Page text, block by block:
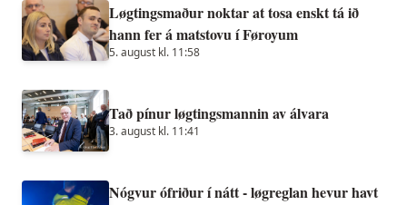
Løgtingsmaður noktar at tosa enskt tá ið
hann fer á matstovu í Føroyum
5. august kl. 11:58
Tað pínur løgtingsmannin av álvara
3. august kl. 11:41
Nógvur ófriður í nátt - løgreglan hevur havt